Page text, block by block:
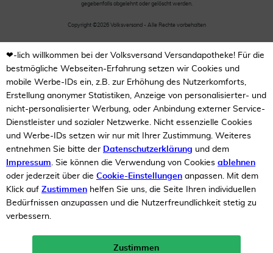
gegebenfalls abgelehnt oder gelöscht werden.
Copyright ©2026 Volksversand - Alle Rechte vorbehalten
❤-lich willkommen bei der Volksversand Versandapotheke! Für die
bestmögliche Webseiten-Erfahrung setzen wir Cookies und
mobile Werbe-IDs ein, z.B. zur Erhöhung des Nutzerkomforts,
Erstellung anonymer Statistiken, Anzeige von personalisierter- und
nicht-personalisierter Werbung, oder Anbindung externer Service-
Dienstleister und sozialer Netzwerke. Nicht essenzielle Cookies
und Werbe-IDs setzen wir nur mit Ihrer Zustimmung. Weiteres
entnehmen Sie bitte der Datenschutzerklärung und dem
Impressum. Sie können die Verwendung von Cookies ablehnen
oder jederzeit über die Cookie-Einstellungen anpassen. Mit dem
Klick auf Zustimmen helfen Sie uns, die Seite Ihren individuellen
Bedürfnissen anzupassen und die Nutzerfreundlichkeit stetig zu
verbessern.
Zustimmen